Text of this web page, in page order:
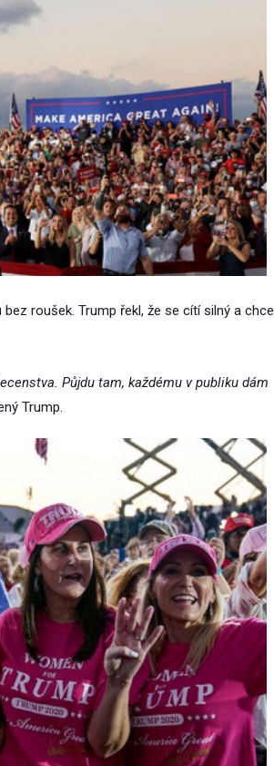
roušek. Trump řekl, že se cítí silný a chce
Půjdu tam, každému v publiku dám
Trump.